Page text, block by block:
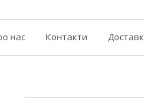
нас Контакти